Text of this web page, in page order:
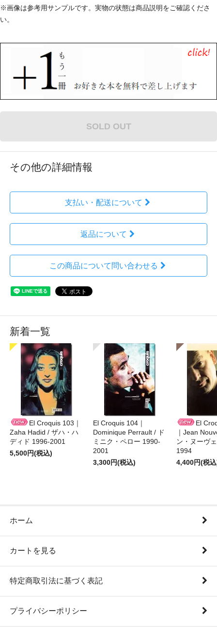
※画像は参考用サンプルです。実物の状態は商品説明をご確認くださ
い。
SOLD OUT
その他の詳細情報
支払い・配送について
返品について
この商品について問い合わせる
新着一覧
El Croquis 103｜
Zaha Hadid / ザハ・ハ
ディド 1996-2001
5,500円(税込)
El Croquis 104｜
Dominique Perrault / ド
ミニク・ペロー 1990-
2001
3,300円(税込)
El
｜Jean
ン・ヌーヴ
1994
4,400円(税
ホーム
カートを見る
特定商取引法に基づく表記
プライバシーポリシー